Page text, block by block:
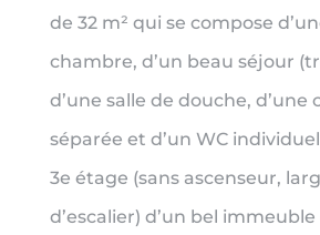
de 32 m² qui se compose
chambre, d’un beau séjour
d’une salle de douche, d’une
séparée et d’un WC
3e étage (sans ascenseur,
d’escalier) d’un bel